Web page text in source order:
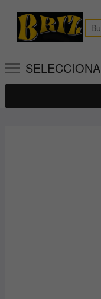
contenido
SELECCIONA